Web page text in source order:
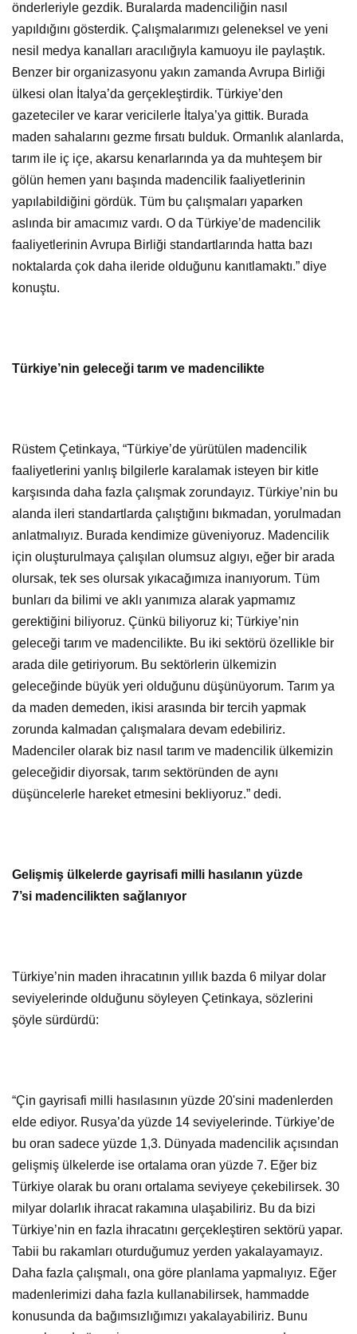
önderleriyle gezdik. Buralarda madenciliğin nasıl
yapıldığını gösterdik. Çalışmalarımızı geleneksel ve yeni
nesil medya kanalları aracılığıyla kamuoyu ile paylaştık.
Benzer bir organizasyonu yakın zamanda Avrupa Birliği
ülkesi olan İtalya’da gerçekleştirdik. Türkiye’den
gazeteciler ve karar vericilerle İtalya’ya gittik. Burada
maden sahalarını gezme fırsatı bulduk. Ormanlık alanlarda,
tarım ile iç içe, akarsu kenarlarında ya da muhteşem bir
gölün hemen yanı başında madencilik faaliyetlerinin
yapılabildiğini gördük. Tüm bu çalışmaları yaparken
aslında bir amacımız vardı. O da Türkiye’de madencilik
faaliyetlerinin Avrupa Birliği standartlarında hatta bazı
noktalarda çok daha ileride olduğunu kanıtlamaktı.” diye
konuştu.
Türkiye’nin geleceği tarım ve madencilikte
Rüstem Çetinkaya, “Türkiye’de yürütülen madencilik
faaliyetlerini yanlış bilgilerle karalamak isteyen bir kitle
karşısında daha fazla çalışmak zorundayız. Türkiye’nin bu
alanda ileri standartlarda çalıştığını bıkmadan, yorulmadan
anlatmalıyız. Burada kendimize güveniyoruz. Madencilik
için oluşturulmaya çalışılan olumsuz algıyı, eğer bir arada
olursak, tek ses olursak yıkacağımıza inanıyorum. Tüm
bunları da bilimi ve aklı yanımıza alarak yapmamız
gerektiğini biliyoruz. Çünkü biliyoruz ki; Türkiye’nin
geleceği tarım ve madencilikte. Bu iki sektörü özellikle bir
arada dile getiriyorum. Bu sektörlerin ülkemizin
geleceğinde büyük yeri olduğunu düşünüyorum. Tarım ya
da maden demeden, ikisi arasında bir tercih yapmak
zorunda kalmadan çalışmalara devam edebiliriz.
Madenciler olarak biz nasıl tarım ve madencilik ülkemizin
geleceğidir diyorsak, tarım sektöründen de aynı
düşüncelerle hareket etmesini bekliyoruz.” dedi.
Gelişmiş ülkelerde gayrisafi milli hasılanın yüzde
7’si madencilikten sağlanıyor
Türkiye’nin maden ihracatının yıllık bazda 6 milyar dolar
seviyelerinde olduğunu söyleyen Çetinkaya, sözlerini
şöyle sürdürdü:
“Çin gayrisafi milli hasılasının yüzde 20'sini madenlerden
elde ediyor. Rusya’da yüzde 14 seviyelerinde. Türkiye’de
bu oran sadece yüzde 1,3. Dünyada madencilik açısından
gelişmiş ülkelerde ise ortalama oran yüzde 7. Eğer biz
Türkiye olarak bu oranı ortalama seviyeye çekebilirsek. 30
milyar dolarlık ihracat rakamına ulaşabiliriz. Bu da bizi
Türkiye’nin en fazla ihracatını gerçekleştiren sektörü yapar.
Tabii bu rakamları oturduğumuz yerden yakalayamayız.
Daha fazla çalışmalı, ona göre planlama yapmalıyız. Eğer
madenlerimizi daha fazla kullanabilirsek, hammadde
konusunda da bağımsızlığımızı yakalayabiliriz. Bunu